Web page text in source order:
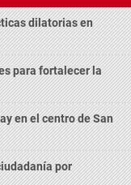
dilatorias en
para fortalecer la
en el centro de San
por